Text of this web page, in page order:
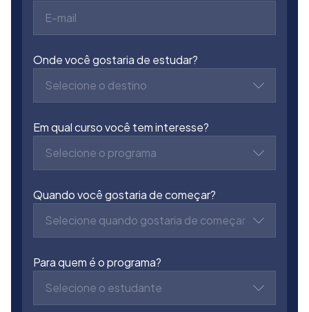
Onde você gostaria de estudar?
Selecione o destino
Em qual curso você tem interesse?
Selecione o programa
Quando você gostaria de começar?
Selecione quando gostaria de começar
Para quem é o programa?
Selecione o estudante